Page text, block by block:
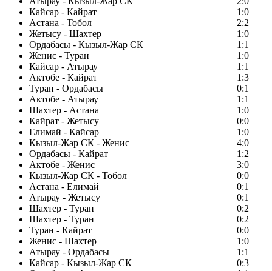
Кайсар - Кайрат
1:0
Астана - Тобол
2:2
Жетысу - Шахтер
1:0
Ордабасы - Кызыл-Жар СК
1:1
Женис - Туран
1:0
Кайсар - Атырау
1:1
Актобе - Кайрат
1:3
Туран - Ордабасы
0:1
Актобе - Атырау
1:1
Шахтер - Астана
1:0
Кайрат - Жетысу
0:0
Елимай - Кайсар
1:0
Кызыл-Жар СК - Женис
4:0
Ордабасы - Кайрат
1:2
Актобе - Женис
3:0
Кызыл-Жар СК - Тобол
0:0
Астана - Елимай
0:1
Атырау - Жетысу
0:1
Шахтер - Туран
0:2
Шахтер - Туран
0:2
Туран - Кайрат
0:0
Женис - Шахтер
1:0
Атырау - Ордабасы
1:1
Кайсар - Кызыл-Жар СК
0:3